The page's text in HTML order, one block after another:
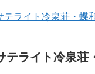
テライト冷泉荘・蝶
テライト冷泉荘